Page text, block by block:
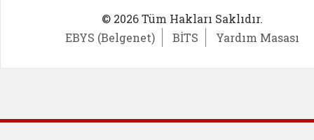
© 2026 Tüm Hakları Saklıdır.
EBYS (Belgenet)
BİTS Yardım Masası